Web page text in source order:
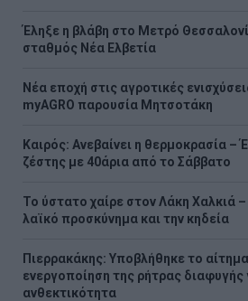
Έληξε η βλάβη στο Μετρό
σταθμός Νέα Ελβετία
Νέα εποχή στις αγροτικές
myAGRO παρουσία Μητσοτάκη
Καιρός: Ανεβαίνει η θερμοκρασία –
ζέστης με 40άρια από το Σάββατο
Το ύστατο χαίρε στον Λάκη Χαλκιά
λαϊκό προσκύνημα και την κηδεία
Πιερρακάκης: Υποβλήθηκε το
ενεργοποίηση της ρήτρας διαφυγής
ανθεκτικότητα